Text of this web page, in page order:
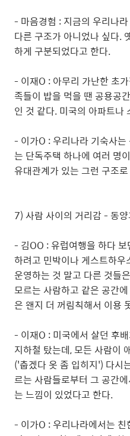
- 마음경험 : 지금의 우리나
다른 구조가 아니었나 싶다.
하게 구분되었다고 한다.
- 이재O : 아무리 가난한 초
족들이 밥을 먹을 땐 공용공
인 것 같다. 미국의 아파트나
- 이가O : 우리나라 기숙사는
는 단독주택 하나에 여러 명
유대관계가 있는 그런 구조
7) 사람 사이의 거리감 - 동
- 김OO : 유럽여행을 하다
하려고 민박이나 게스트하
운영하는 것 말고 다른 것들
모르는 사람하고 같은 공간
은 왠지 더 꺼림칙해서 이용
- 이재O : 미국에서 살던 후
지하철 탔는데, 모든 사람이
('춥겠다 옷 좀 입히지') 다시
르는 사람들로부터 그 공간
는 느낌이 있었다고 한다.
- 이가O : 우리나라에서는